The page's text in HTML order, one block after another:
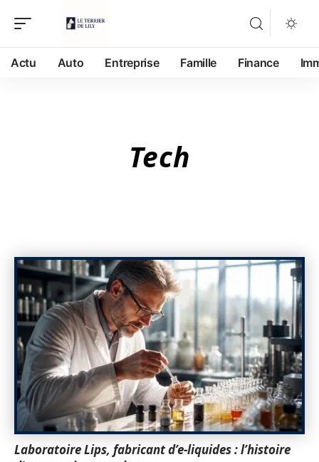
Actu Auto Entreprise Famille Finance
Tech
Laboratoire Lips, fabricant d’e-liquides : l’histoire